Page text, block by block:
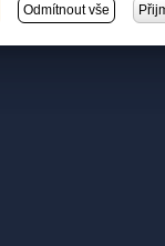
Odmítnout vše